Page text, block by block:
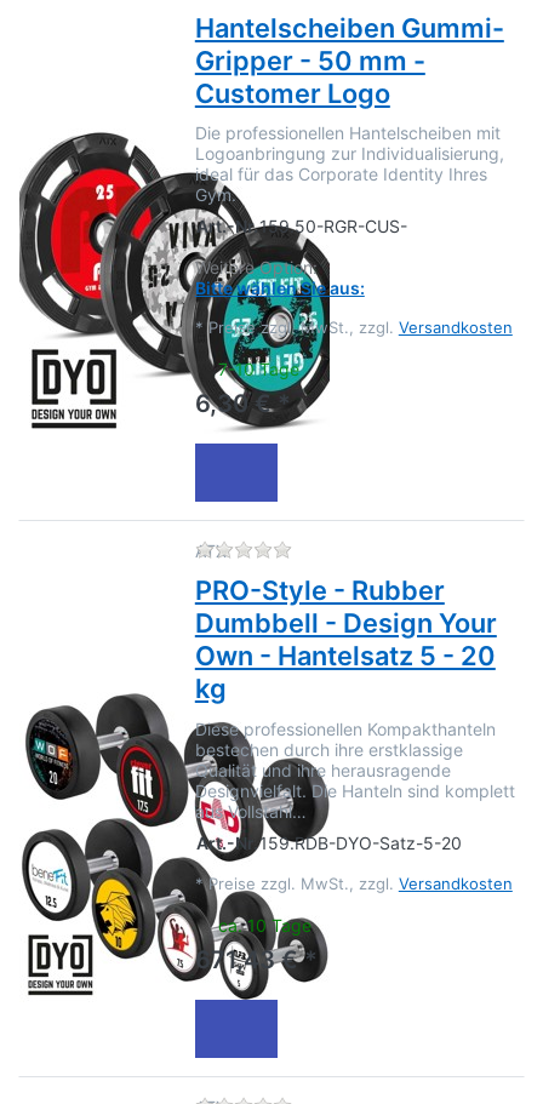
Hantelscheiben Gummi-
Gripper - 50 mm -
Customer Logo
Die professionellen Hantelscheiben mit
Logoanbringung zur Individualisierung,
ideal für das Corporate Identity Ihres
Gym.
Art.-Nr.159.50-RGR-CUS-
Weitere Option:
Bitte wählen Sie aus:
* Preise zzgl. MwSt., zzgl. Versandkosten
7-10 Tage
6,30 € *
ATX Zu diesem Produkt liegen
PRO-Style - Rubber
Dumbbell - Design Your
Own - Hantelsatz 5 - 20
kg
Diese professionellen Kompakthanteln
bestechen durch ihre erstklassige
Qualität und ihre herausragende
Designvielfalt. Die Hanteln sind komplett
aus Vollstahl…
Art.-Nr.159.RDB-DYO-Satz-5-20
* Preise zzgl. MwSt., zzgl. Versandkosten
ca. 10 Tage
671,43 € *